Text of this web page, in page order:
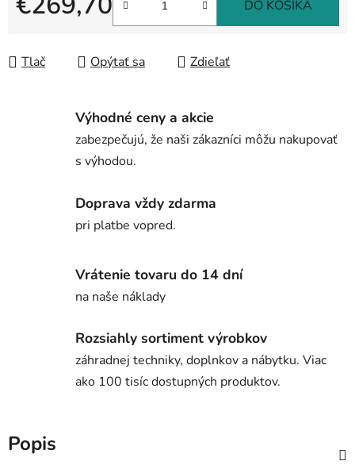
DO KOŠÍKA
Tlač Opýtať sa Zdieľať
Výhodné ceny a akcie
zabezpečujú, že naši zákazníci môžu nakupovať
s výhodou.
Doprava vždy zdarma
pri platbe vopred.
Vrátenie tovaru do 14 dní
na naše náklady
Rozsiahly sortiment výrobkov
záhradnej techniky, doplnkov a nábytku. Viac
ako 100 tisíc dostupných produktov.
Popis